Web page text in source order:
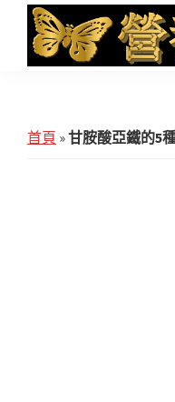
main
primary
footer
知
and
首頁 »甘胺酸亞鐵的5